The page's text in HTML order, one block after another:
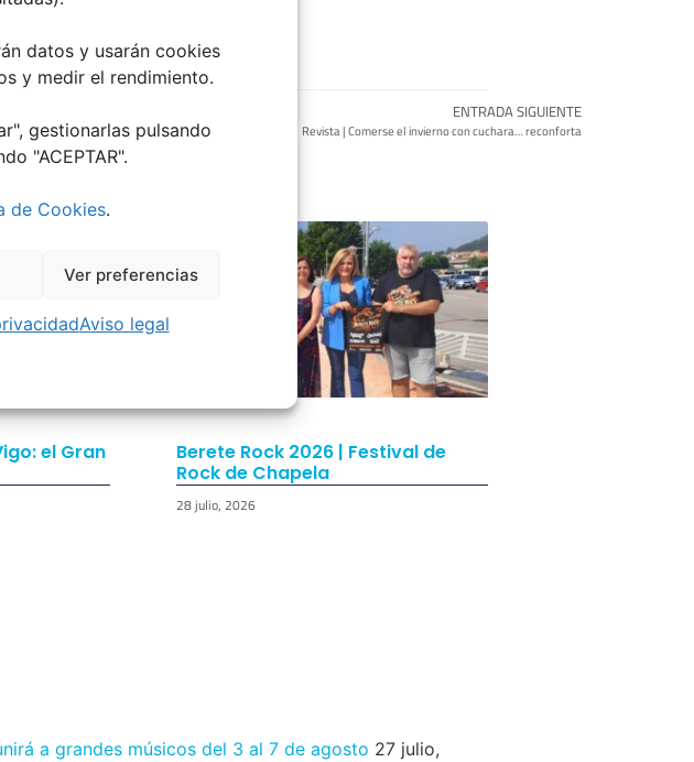
datos y usarán cookies
y medir el rendimiento.
gestionarlas pulsando
"ACEPTAR".
de Cookies.
Ver preferencias
Aviso legal
ENTRADA SIGUIENTE
Revista | Comerse el invierno con cuchara… reconforta
el Gran
Berete Rock 2026 | Festival de
Rock de Chapela
28 julio, 2026
a grandes músicos del 3 al 7 de agosto 27 julio,